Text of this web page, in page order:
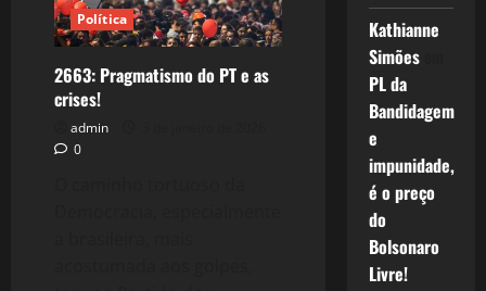
Política
2663: Pragmatismo do PT e as
crises!
admin
0
Kathianne
Simõesem
PL da
Bandidagem
e
impunidade,
é o preço
do
Bolsonaro
Livre!